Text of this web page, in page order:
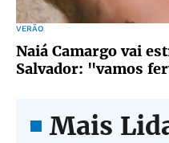
VERÃO
Naiá Camargo vai
Salvador: "vamos
Mais